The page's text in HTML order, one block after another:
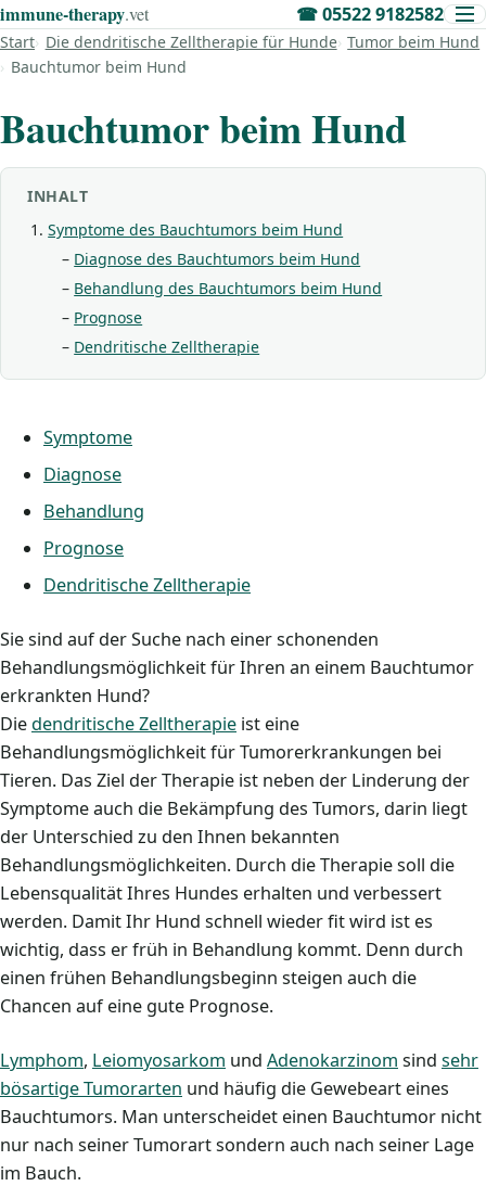
immune‑therapy.vet ☎05522 9182582
Start Die dendritische Zelltherapie für Hunde Tumor beim Hund
Bauchtumor beim Hund
Bauchtumor beim Hund
INHALT
Symptome des Bauchtumors beim Hund
Diagnose des Bauchtumors beim Hund
Behandlung des Bauchtumors beim Hund
Prognose
Dendritische Zelltherapie
Symptome
Diagnose
Behandlung
Prognose
Dendritische Zelltherapie
Sie sind auf der Suche nach einer schonenden
Behandlungsmöglichkeit für Ihren an einem Bauchtumor
erkrankten Hund?
Diedendritische Zelltherapie ist eine
Behandlungsmöglichkeit für Tumorerkrankungen bei
Tieren. Das Ziel der Therapie ist neben der Linderung der
Symptome auch die Bekämpfung des Tumors, darin liegt
der Unterschied zu den Ihnen bekannten
Behandlungsmöglichkeiten. Durch die Therapie soll die
Lebensqualität Ihres Hundes erhalten und verbessert
werden. Damit Ihr Hund schnell wieder fit wird ist es
wichtig, dass er früh in Behandlung kommt. Denn durch
einen frühen Behandlungsbeginn steigen auch die
Chancen auf eine gute Prognose.
Lymphom, Leiomyosarkom und Adenokarzinom sind sehr
bösartige Tumorarten und häufig die Gewebeart eines
Bauchtumors. Man unterscheidet einen Bauchtumor nicht
nur nach seiner Tumorart sondern auch nach seiner Lage
im Bauch.